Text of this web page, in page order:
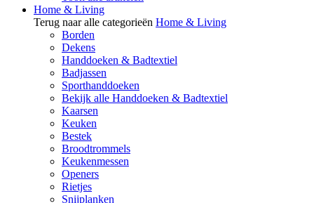
Home & Living
Terug naar alle categorieën Home & Living
Borden
Dekens
Handdoeken & Badtextiel
Badjassen
Sporthanddoeken
Bekijk alle Handdoeken & Badtextiel
Kaarsen
Keuken
Bestek
Broodtrommels
Keukenmessen
Openers
Rietjes
Snijplanken